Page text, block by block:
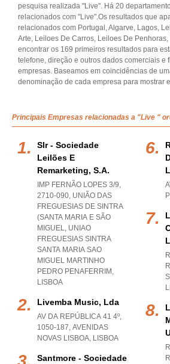
pesquisa realizada "Live". Há 20
relacionados com "Live".Os resultados que
relacionados com Portugal, Algarve, Lagos,
Arte, Leiloes De Carros, Leiloes De
encontrar os 169 primeiros resultados para
telefone, direção e outros dados comerciais e
empresas. Baseamos em coincidências de
denominação de cada empresa para mostrar
Principais Empresas relacionadas a "Live "
Slr - Sociedade
Leilões E
Remarketing, S.a.
IMP FERNÃO LOPES 3/9,
2710-090, UNIÃO DAS
FREGUESIAS DE SINTRA
(SANTA MARIA E SÃO
MIGUEL, UNIAO
FREGUESIAS SINTRA
SANTA MARIA SAO
MIGUEL MARTINHO
PEDRO PENAFERRIM ,
LISBOA
Livemba Music, Lda
AV DA REPÚBLICA 41 4º,
1050-187, AVENIDAS
NOVAS LISBOA, LISBOA
Santmore - Sociedade